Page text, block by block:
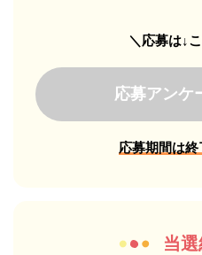
＼応募は↓
応募アンケ
応募期間は終
当